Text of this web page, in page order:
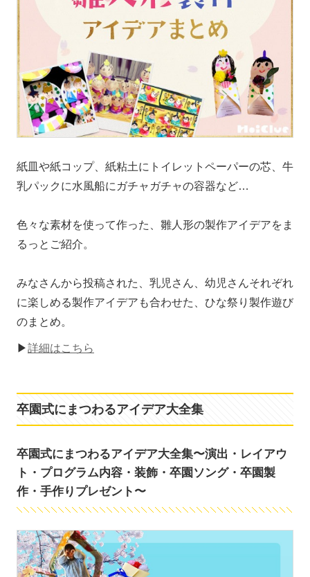
紙皿や紙コップ、紙粘土にトイレットペーパーの芯、牛
乳パックに水風船にガチャガチャの容器など…
色々な素材を使って作った、雛人形の製作アイデアをま
るっとご紹介。
みなさんから投稿された、乳児さん、幼児さんそれぞれ
に楽しめる製作アイデアも合わせた、ひな祭り製作遊び
のまとめ。
▶詳細はこちら
卒園式にまつわるアイデア大全集
卒園式にまつわるアイデア大全集〜演出・レイアウ
ト・プログラム内容・装飾・卒園ソング・卒園製
作・手作りプレゼント〜